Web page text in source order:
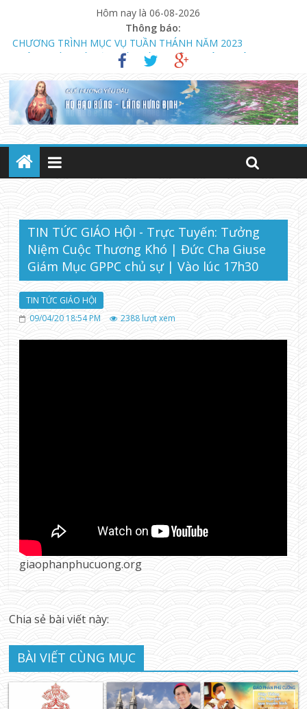
Hôm nay là 06-08-2026
Thông báo:
THÔNG BÁO MỞ LỚP GIÁO LÝ DỰ TÒNG HÔN NHÂN
NGÀY 13.08.2023 KHAI GIẢNG KHÓA GIÁO LÝ DỰ TÒNG VÀ
HÔN NHÂN (LÚC 18 GIỜ)
CHƯƠNG TRÌNH MỤC VỤ TUẦN THÁNH NĂM 2023
TIN TỨC GIÁO HỘI - Trực Tuyến: Tưởng
Niệm Cuộc Thương Khó | Đức Cha Giuse
Giám Mục GPPC chủ sự | Vào lúc 17h30
TIN TỨC GIÁO HỘI
09/04/20 18:54 PM
2388lượt xem
giaophanphucuong.org
Chia sẻ bài viết này:
BÀI VIẾT CÙNG MỤC